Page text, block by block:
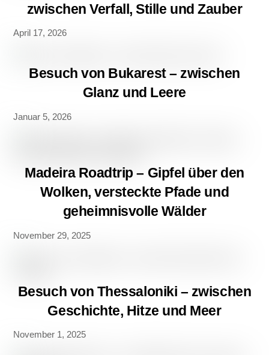
zwischen Verfall, Stille und Zauber
April 17, 2026
Besuch von Bukarest – zwischen
Glanz und Leere
Januar 5, 2026
Madeira Roadtrip – Gipfel über den
Wolken, versteckte Pfade und
geheimnisvolle Wälder
November 29, 2025
Besuch von Thessaloniki – zwischen
Geschichte, Hitze und Meer
November 1, 2025